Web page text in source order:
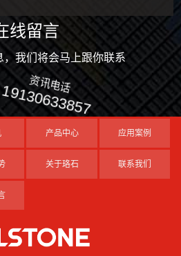
线留言
，我们将会马上跟你联系
资讯电话
19130633857
产品中心 应用案例
关于珞石 联系我们